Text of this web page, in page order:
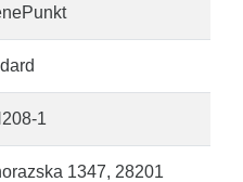
1
1347, 28201